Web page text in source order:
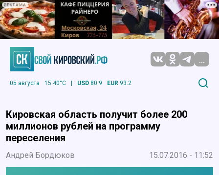
РЕКЛАМА
...
05 августа 15.40°C | USD 80.9 EUR 93.2
Кировская область получит более 200
миллионов рублей на программу
переселения
Андрей Бордюков 15.07.2016 - 11:52